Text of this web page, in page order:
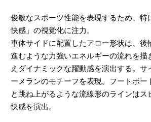
俊敏なスポーツ性能を表現するため、特
快感」の視覚化に注力。
車体サイドに配置したアロー形状は、後
進むような力強いエネルギーの流れを描
えダイナミックな躍動感を演出する。サ
ーメランのモチーフを表現。フートボー
と跳ね上がるような流線形のラインはス
快感を演出。